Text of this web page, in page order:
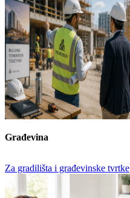
Građevina
Za gradilišta i građevinske tvrtke